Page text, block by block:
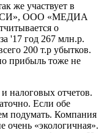
же участвует в
ООО «МЕДИА
о
'17 год 267 млн.р.
200 т.р убытков.
прибыль тоже не
налоговых отчетов.
Если обе
подумать. Компания
очень «экологичная».